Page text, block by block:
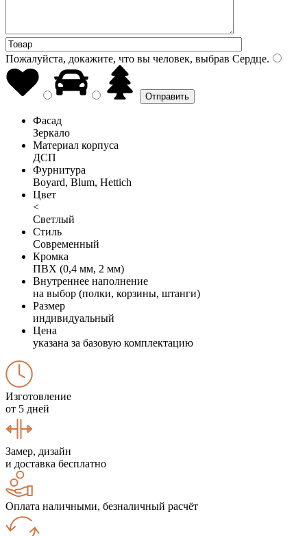
Пожалуйста, докажите, что вы человек, выбрав Сердце.
Фасад
Зеркало
Материал корпуса
ДСП
Фурнитура
Boyard, Blum, Hettich
Цвет
<
Светлый
Стиль
Современный
Кромка
ПВХ (0,4 мм, 2 мм)
Внутреннее наполнение
на выбор (полки, корзины, штанги)
Размер
индивидуальный
Цена
указана за базовую комплектацию
Изготовление
от 5 дней
Замер, дизайн
и доставка бесплатно
Оплата наличными, безналичный расчёт